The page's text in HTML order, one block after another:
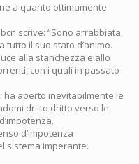
a quanto ottimamente
scrive: “Sono arrabbiata,
tutto il suo stato d’animo.
alla stanchezza e allo
con i quali in passato
ha aperto inevitabilmente le
dritto dritto verso le
d’impotenza
sistema imperante.